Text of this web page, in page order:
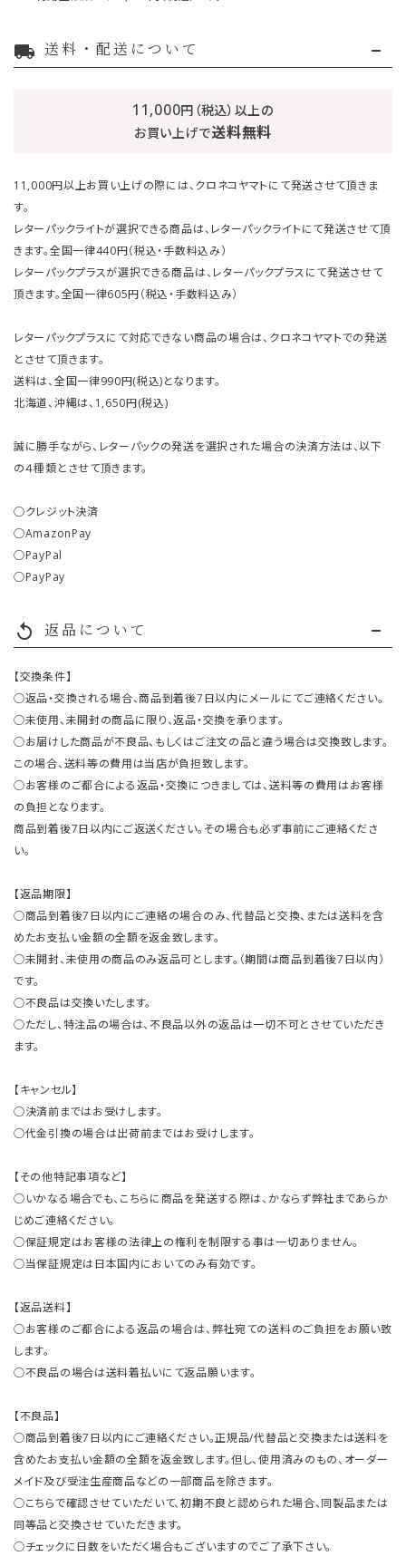
local_shipping 送料・配送について
11,000円（税込）以上の
お買い上げで送料無料
11,000円以上お買い上げの際には、クロネコヤマトにて発送させて頂きま
す。
レターパックライトが選択できる商品は、レターパックライトにて発送させて頂
きます。全国一律440円（税込・手数料込み）
レターパックプラスが選択できる商品は、レターパックプラスにて発送させて
頂きます。全国一律605円（税込・手数料込み）
レターパックプラスにて対応できない商品の場合は、クロネコヤマトでの発送
とさせて頂きます。
送料は、全国一律990円(税込)となります。
北海道、沖縄は、1,650円(税込)
誠に勝手ながら、レターパックの発送を選択された場合の決済方法は、以下
の４種類とさせて頂きます。
○クレジット決済
○AmazonPay
○PayPal
○PayPay
replay 返品について
【交換条件】
○返品・交換される場合、商品到着後7日以内にメールにてご連絡ください。
○未使用、未開封の商品に限り、返品・交換を承ります。
○お届けした商品が不良品、もしくはご注文の品と違う場合は交換致します。
この場合、送料等の費用は当店が負担致します。
○お客様のご都合による返品・交換につきましては、送料等の費用はお客様
の負担となります。
商品到着後7日以内にご返送ください。その場合も必ず事前にご連絡くださ
い。
【返品期限】
○商品到着後7日以内にご連絡の場合のみ、代替品と交換、または送料を含
めたお支払い金額の全額を返金致します。
○未開封、未使用の商品のみ返品可とします。（期間は商品到着後7日以内）
です。
○不良品は交換いたします。
○ただし、特注品の場合は、不良品以外の返品は一切不可とさせていただき
ます。
【キャンセル】
○決済前まではお受けします。
○代金引換の場合は出荷前まではお受けします。
【その他特記事項など】
○いかなる場合でも、こちらに商品を発送する際は、かならず弊社まであらか
じめご連絡ください。
○保証規定はお客様の法律上の権利を制限する事は一切ありません。
○当保証規定は日本国内においてのみ有効です。
【返品送料】
○お客様のご都合による返品の場合は、弊社宛ての送料のご負担をお願い致
します。
○不良品の場合は送料着払いにて返品願います。
【不良品】
○商品到着後7日以内にご連絡ください。正規品/代替品と交換または送料を
含めたお支払い金額の全額を返金致します。但し、使用済みのもの、オーダー
メイド及び受注生産商品などの一部商品を除きます。
○こちらで確認させていただいて、初期不良と認められた場合、同製品または
同等品と交換させていただきます。
○チェックに日数をいただく場合もございますのでご了承下さい。